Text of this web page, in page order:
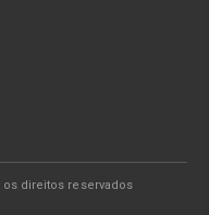
os direitos reservados